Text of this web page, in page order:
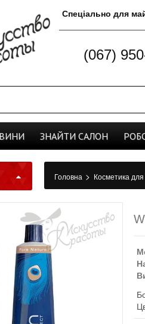
Спеціально для
(067)
ЗНАЙТИ CАЛОН
Головна > Косметика